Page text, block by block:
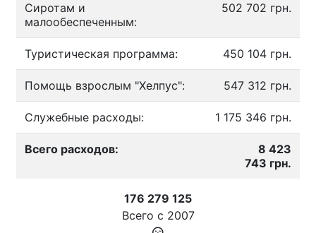
Сиротам и
малообеспеченным:
502 702 грн.
Туристическая программа: 450 104 грн.
Помощь взрослым "Хелпус": 547 312 грн.
Служебные расходы: 1 175 346 грн.
Всего расходов:
8 423
743 грн.
176 279 125
Всего с 2007